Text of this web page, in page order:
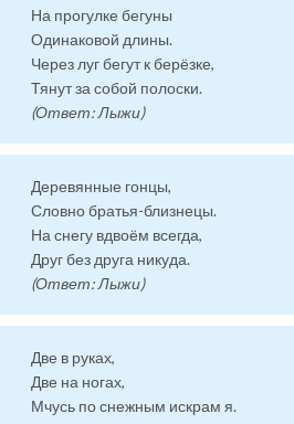
На прогулке бегуны
Одинаковой длины.
Через луг бегут к берёзке,
Тянут за собой полоски.
(Ответ: Лыжи)
Деревянные гонцы,
Словно братья-близнецы.
На снегу вдвоём всегда,
Друг без друга никуда.
(Ответ: Лыжи)
Две в руках,
Две на ногах,
Мчусь по снежным искрам я.